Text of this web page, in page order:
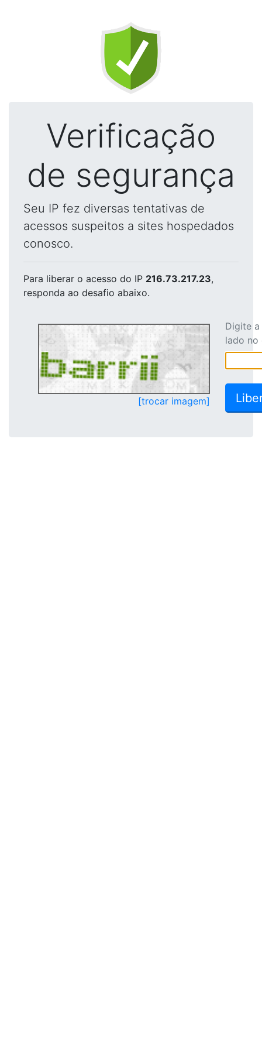
Verificação
de segurança
Seu IP fez diversas tentativas de
acessos suspeitos a sites hospedados
conosco.
Para liberar o acesso do IP 216.73.217.23,
responda ao desafio abaixo.
[trocar imagem]
Digite
lado no